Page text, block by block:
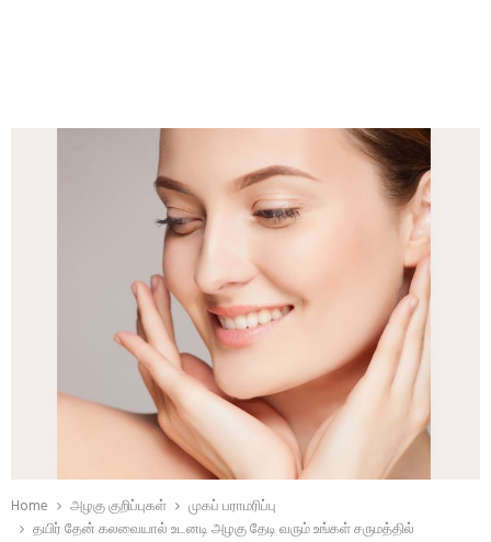
Home அழகு குறிப்புகள்
முகப் பராமரிப்பு
தயிர் தேன் கலவையால் உடனடி அழகு தேடி வரும் உங்கள் சருமத்தில்